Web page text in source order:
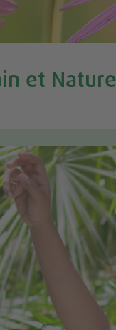
et Naturel